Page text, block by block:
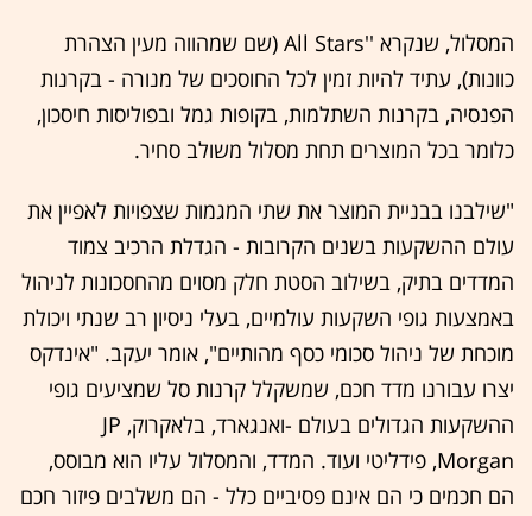
המסלול, שנקרא ''All Stars (שם שמהווה מעין הצהרת
כוונות), עתיד להיות זמין לכל החוסכים של מנורה - בקרנות
הפנסיה, בקרנות השתלמות, בקופות גמל ובפוליסות חיסכון,
כלומר בכל המוצרים תחת מסלול משולב סחיר.
"שילבנו בבניית המוצר את שתי המגמות שצפויות לאפיין את
עולם ההשקעות בשנים הקרובות - הגדלת הרכיב צמוד
המדדים בתיק, בשילוב הסטת חלק מסוים מהחסכונות לניהול
באמצעות גופי השקעות עולמיים, בעלי ניסיון רב שנתי ויכולת
מוכחת של ניהול סכומי כסף מהותיים", אומר יעקב. "אינדקס
יצרו עבורנו מדד חכם, שמשקלל קרנות סל שמציעים גופי
ההשקעות הגדולים בעולם -ואנגארד, בלאקרוק, JP
Morgan, פידליטי ועוד. המדד, והמסלול עליו הוא מבוסס,
הם חכמים כי הם אינם פסיביים כלל - הם משלבים פיזור חכם